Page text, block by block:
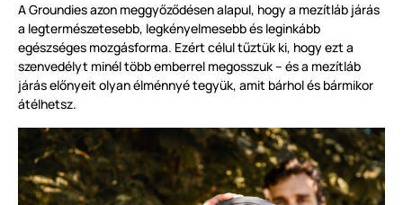
A Groundies azon meggyőződésen alapul, hogy a mezítláb járás
a legtermészetesebb, legkényelmesebb és leginkább
egészséges mozgásforma. Ezért célul tűztük ki, hogy ezt a
szenvedélyt minél több emberrel megosszuk – és a mezítláb
járás előnyeit olyan élménnyé tegyük, amit bárhol és bármikor
átélhetsz.